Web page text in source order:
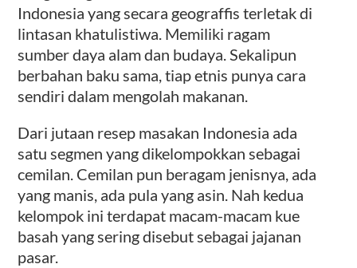
Indonesia yang secara geograffis terletak di
lintasan khatulistiwa. Memiliki ragam
sumber daya alam dan budaya. Sekalipun
berbahan baku sama, tiap etnis punya cara
sendiri dalam mengolah makanan.
Dari jutaan resep masakan Indonesia ada
satu segmen yang dikelompokkan sebagai
cemilan. Cemilan pun beragam jenisnya, ada
yang manis, ada pula yang asin. Nah kedua
kelompok ini terdapat macam-macam kue
basah yang sering disebut sebagai jajanan
pasar.